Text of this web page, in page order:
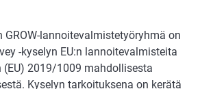
GROW-lannoitevalmistetyöryhmä on
-kyselyn EU:n lannoitevalmisteita
(EU) 2019/1009 mahdollisesta
Kyselyn tarkoituksena on kerätä